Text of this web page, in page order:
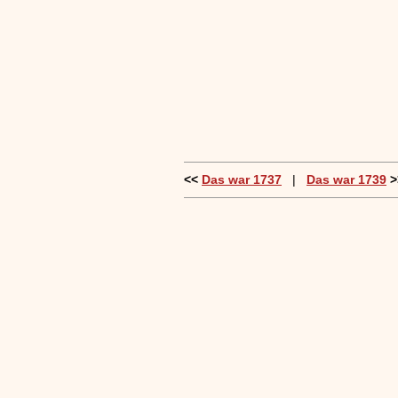
<< Das war 1737 | Das war 1739